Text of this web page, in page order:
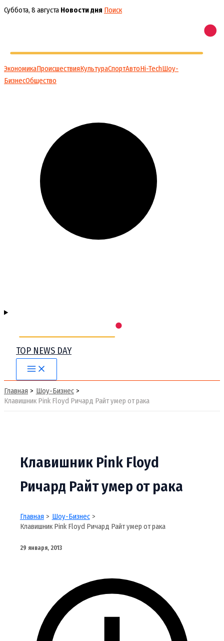
Перейти
Суббота, 8 августа Новости дня Поиск
ЭкономикаПроисшествияКультураСпортАвтоHi-TechШоу-
БизнесОбщество
TOP NEWS DAY
Main
Menu
Главная
Шоу-Бизнес
Клавишник Pink Floyd Ричард Райт умер от рака
Клавишник Pink Floyd
Ричард Райт умер от рака
Главная
Шоу-Бизнес
Клавишник Pink Floyd Ричард Райт умер от рака
29 января, 2013